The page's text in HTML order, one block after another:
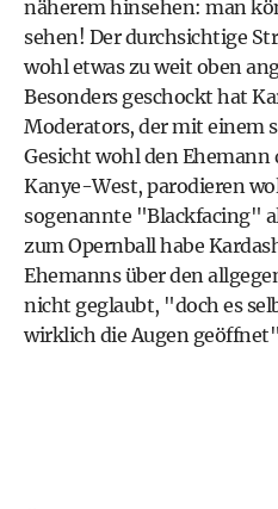
näherem hinsehen: man
sehen! Der durchsichtige
wohl etwas zu weit oben
Besonders geschockt hat
Moderators, der mit einem
Gesicht wohl den
Kanye-West, parodieren
sogenannte "Blackfacing"
zum Opernball habe
Ehemanns über den
nicht geglaubt, "doch es
wirklich die Augen